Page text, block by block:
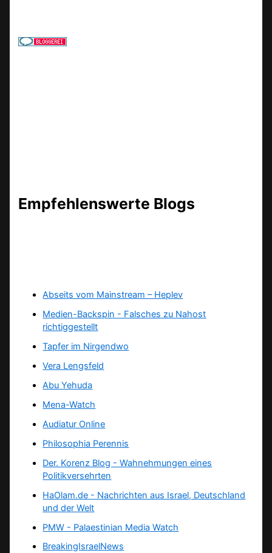
Empfehlenswerte Blogs
Abseits vom Mainstream – Heplev
Medien-Backspin - Falsches zu Nahost
richtiggestellt
Tapfer im Nirgendwo
Vera Lengsfeld
Abu Yehuda
Mena-Watch
Audiatur Online
Philosophia Perennis
Der. Korenz Blog - Wahnehmungen eines
Politikversehrten
HaOlam.de - Nachrichten aus Israel, Deutschland
und der Welt
PMW - Palaestinian Media Watch
BreakingIsraelNews